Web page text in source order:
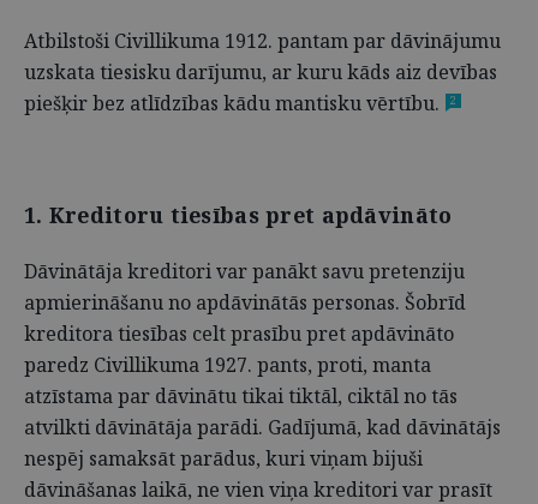
Atbilstoši Civillikuma 1912. pantam par dāvinājumu
uzskata tiesisku darījumu, ar kuru kāds aiz devības
piešķir bez atlīdzības kādu mantisku vērtību.
2
1. Kreditoru tiesības pret apdāvināto
Dāvinātāja kreditori var panākt savu pretenziju
apmierināšanu no apdāvinātās personas. Šobrīd
kreditora tiesības celt prasību pret apdāvināto
paredz Civillikuma 1927. pants, proti, manta
atzīstama par dāvinātu tikai tiktāl, ciktāl no tās
atvilkti dāvinātāja parādi. Gadījumā, kad dāvinātājs
nespēj samaksāt parādus, kuri viņam bijuši
dāvināšanas laikā, ne vien viņa kreditori var prasīt